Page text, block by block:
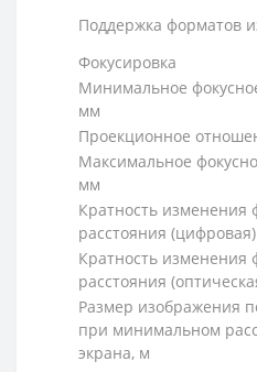
Поддержка форматов
Фокусировка
Минимальное
мм
Проекционное
Максимальное
мм
Кратность изменения
расстояния (цифровая)
Кратность изменения
расстояния
Размер изображения
при минимальном
экрана, м